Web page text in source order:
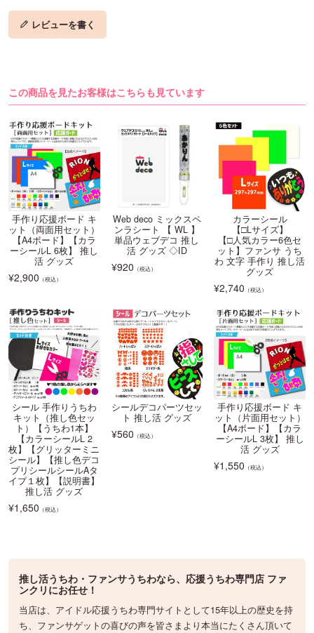
レビューを書く
この商品を見たお客様はこちらも見ています
手作り応援ボード キ
ット（両面用セット）
【A4ボード】【カラ
ーシールL 6枚】 推し
活 グッズ
¥2,900 （税込）
Web deco ミックスペ
ンラシート 【 WL 】
単品ウェブデコ 推し
活 グッズ ◇ID
¥920 （税込）
カラーシール
【□Lサイズ】
【□人気カラー6色セ
ット】ファンサ うち
わ 文字 手作り 推し活
グッズ
¥2,740 （税込）
シール 手作りうちわ
キット（推し色セッ
ト）【うちわ1本】
【カラーシールL 2
枚】【グリッターミニ
シール】【推し色デコ
プリシールシールAタ
イプ１枚】【説明書】
推し活 グッズ
¥1,650 （税込）
シールデコパーツセッ
ト 推し活 グッズ
¥560 （税込）
手作り応援ボード キ
ット（片面用セット）
【A4ボード】【カラ
ーシールL 3枚】 推し
活 グッズ
¥1,550 （税込）
推し活うちわ・ファンサうちわなら、応援うちわ専門店 ファ
ンクリにお任せ！
当店は、アイドル応援うちわ専門サイトとして15年以上の歴史を持
ち、ファンサゲットの喜びの声を皆さまより本当にたくさん頂いて